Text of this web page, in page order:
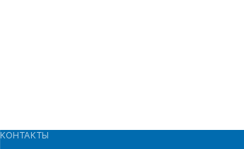
КОНТАКТЫ